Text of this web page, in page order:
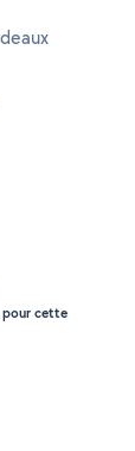
pour cette